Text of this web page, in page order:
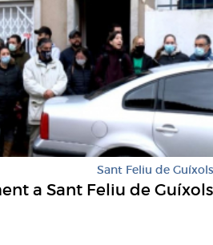
Sant Feliu de Guíxols
a Sant Feliu de Guíxols